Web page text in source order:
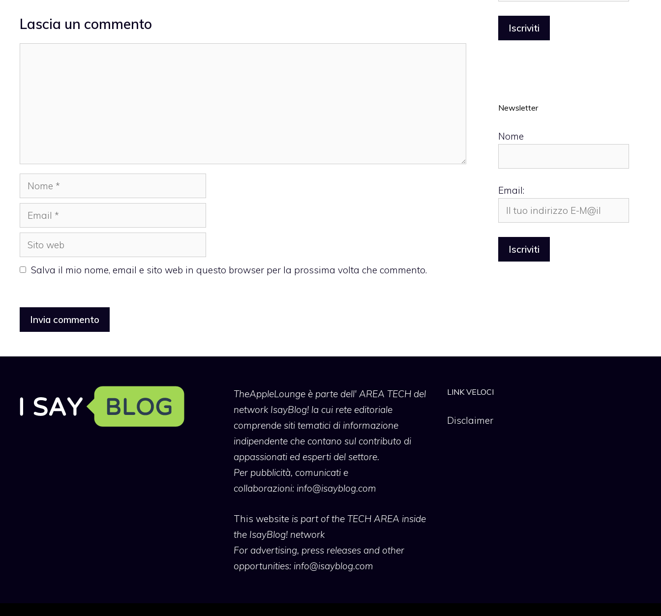
Lascia un commento
Nome
Email
Sito
web
Salva il mio nome, email e sito web in questo browser per la prossima volta che commento.
Newsletter
Nome
Email:
TheAppleLoungeè parte dell' AREA TECH del
network IsayBlog! la cui rete editoriale
comprende siti tematici di informazione
indipendente che contano sul contributo di
appassionati ed esperti del settore.
Per pubblicità, comunicati e
collaborazioni: info@isayblog.com
This website is part of the TECH AREA inside
the IsayBlog! network
For advertising, press releases and other
opportunities: info@isayblog.com
LINK VELOCI
Disclaimer